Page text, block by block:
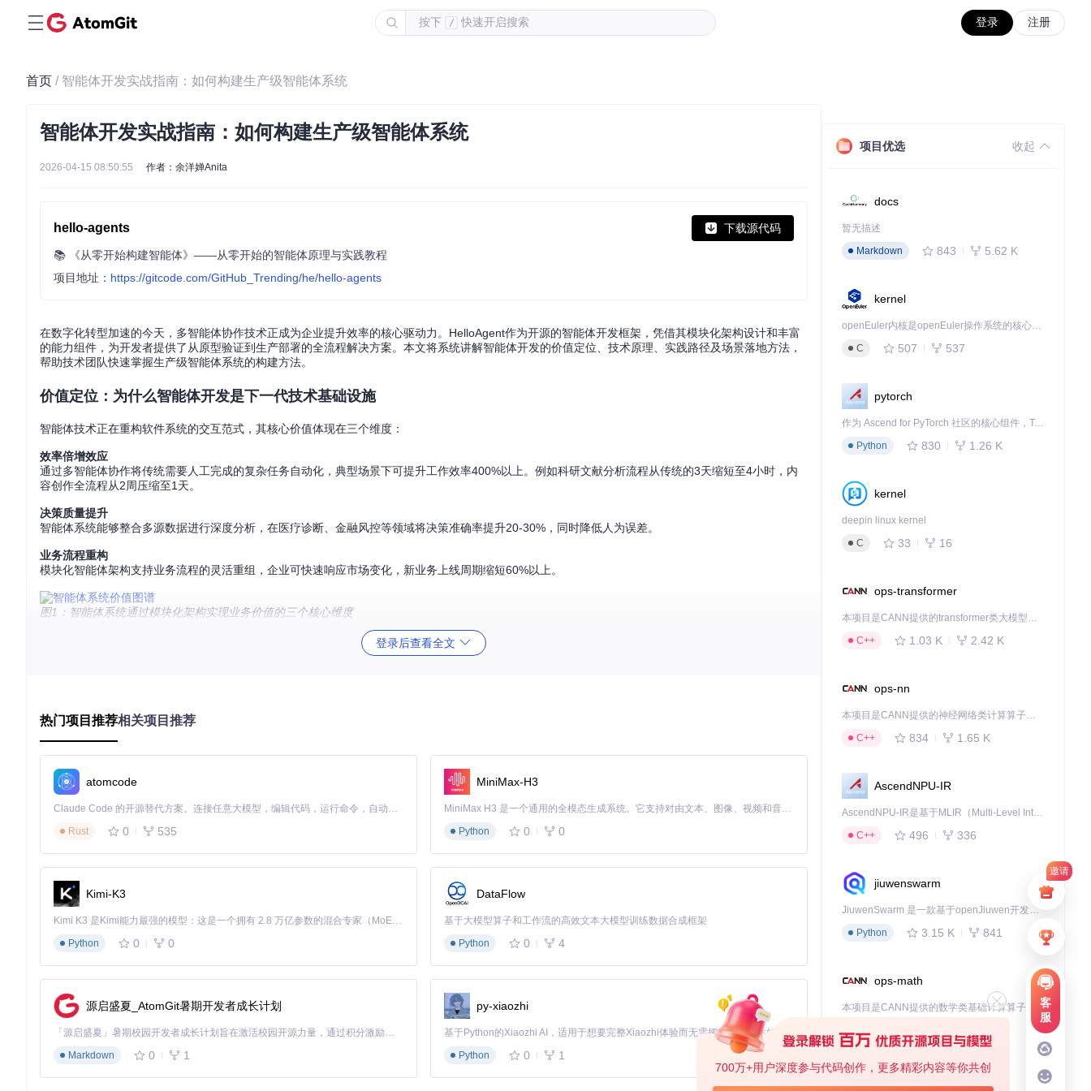
按下 / 快速开启搜索 登录 注册
邀请
客
服
700万+用户深度参与代码创作，更多精彩内容等你共创
首页 / 智能体开发实战指南：如何构建生产级智能体系统
智能体开发实战指南：如何构建生产级智能体系统
2026-04-15 08:50:55 作者：余洋婵Anita
hello-agents 下载源代码
📚 《从零开始构建智能体》——从零开始的智能体原理与实践教程
项目地址： https://gitcode.com/GitHub_Trending/he/hello-agents
在数字化转型加速的今天，多智能体协作技术正成为企业提升效率的核心驱动力。HelloAgent作为开源的智能体开发框架，凭借其模块化架构设计和丰富
的能力组件，为开发者提供了从原型验证到生产部署的全流程解决方案。本文将系统讲解智能体开发的价值定位、技术原理、实践路径及场景落地方法，
帮助技术团队快速掌握生产级智能体系统的构建方法。
价值定位：为什么智能体开发是下一代技术基础设施
智能体技术正在重构软件系统的交互范式，其核心价值体现在三个维度：
效率倍增效应
通过多智能体协作将传统需要人工完成的复杂任务自动化，典型场景下可提升工作效率400%以上。例如科研文献分析流程从传统的3天缩短至4小时，内
容创作全流程从2周压缩至1天。
决策质量提升
智能体系统能够整合多源数据进行深度分析，在医疗诊断、金融风控等领域将决策准确率提升20-30%，同时降低人为误差。
业务流程重构
模块化智能体架构支持业务流程的灵活重组，企业可快速响应市场变化，新业务上线周期缩短60%以上。
图1：智能体系统通过模块化架构实现业务价值的三个核心维度
实时数据采集：支持100+数据源接入，包括学术数据库、新闻站点、企业内部系统
批量处理能力：单实例支持每秒300+文档的并行下载与解析
深度分析模块
多模态内容理解：支持文本、表格、图像等混合内容解析
知识图谱构建
趋势预测引擎：基于时序分析的技术发展趋势预测，准确率85%+
内容生成模块
多语言支持：实时翻译30+种语言，保持专业术语一致性
质量验证模块
引用格式校验
内容原创性检测：本地部署的查重引擎，避免数据隐私泄露
图2：HelloAgent框架的四大核心能力模块及交互界面
实践路径：开发环境全景搭建
基础环境：Python 3.8+，Docker 20.10+，Git
登录后查看全文
热门项目推荐相关项目推荐
atomcode
Claude Code 的开源替代方案。连接任意大模型，编辑代码，运行命令，自动验证 — 全自动执行。用 Rust 构建，极致性能。 ｜ An open-source alternative to Claude Code. Connect any LLM, edit code, run commands, and verify changes — autonomously. Built in Rust for speed. Get Started
Rust
0 535
MiniMax-H3
MiniMax H3 是一个通用的全模态生成系统。它支持对由文本、图像、视频和音频组成的多模态上下文进行统一理解，并能生成分辨率高达 2K、时长可达 15 秒的带原生立体声音频的视频。得益于面向任务泛化的系统设计，H3 在预训练阶段就已具备广泛的多模态上下文理解与生成能力，能够出色地执行复杂的多模态指令。
Python
0 0
Kimi-K3
Kimi K3 是Kimi能力最强的模型：这是一个拥有 2.8 万亿参数的混合专家（MoE）模型，具备原生视觉理解能力，并支持 100 万 token 的上下文窗口。
Python
0 0
DataFlow
基于大模型算子和工作流的高效文本大模型训练数据合成框架
Python
0 4
源启盛夏_AtomGit暑期开发者成长计划
「源启盛夏」暑期校园开发者成长计划旨在激活校园开源力量，通过积分激励、认证扶持、资源倾斜等形式，引导高校组织和开发者完成「入驻 — 建项目 — 做贡献 — 获认证 — 得资源」的完整闭环。无论你是想带领社团入驻平台的组织者，还是希望用代码贡献证明自己的开发者，都能在这里找到属于你的成长路径。
Markdown
0 1
py-xiaozhi
基于Python的Xiaozhi AI，适用于想要完整Xiaozhi体验而无需拥有专用硬件的用户。
Python
0 1
项目优选 收起
docs
暂无描述
Markdown
843 5.62 K
kernel
openEuler内核是openEuler操作系统的核心，既是系统性能与稳定性的基石，也是连接处理器、设备与服务的桥梁。
C
507 537
pytorch
作为 Ascend for PyTorch 社区的核心组件，TorchNPU 是昇腾专为 PyTorch 打造的深度学习适配插件，使 PyTorch 框架能够直接调用昇腾 NPU，为开发者提供昇腾 AI 处理器的超强算力。
Python
830 1.26 K
kernel
deepin linux kernel
C
33 16
ops-transformer
本项目是CANN提供的transformer类大模型算子库，实现网络在NPU上加速计算。
C++
1.03 K 2.42 K
ops-nn
本项目是CANN提供的神经网络类计算算子库，实现网络在NPU上加速计算。
C++
834 1.65 K
AscendNPU-IR
AscendNPU-IR是基于MLIR（Multi-Level Intermediate Representation）构建的，面向昇腾亲和算子编译时使用的中间表示，提供昇腾完备表达能力，通过编译优化提升昇腾AI处理器计算效率，支持通过生态框架使能昇腾AI处理器与深度调优
C++
496 336
jiuwenswarm
JiuwenSwarm 是一款基于openJiuwen开发的智能AI Agent，它能够将大语言模型的强大能力，通过你日常使用的各类通讯应用，直接延伸至你的指尖。
Python
3.15 K 841
ops-math
C++
deveco-code